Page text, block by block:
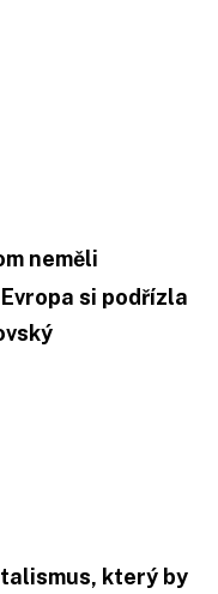
neměli
si podřízla
který by